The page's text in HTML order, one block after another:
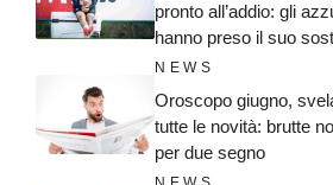
pronto all’addio: gli
hanno preso il suo
NEWS
Oroscopo giugno,
tutte le novità: brutte
per due segno